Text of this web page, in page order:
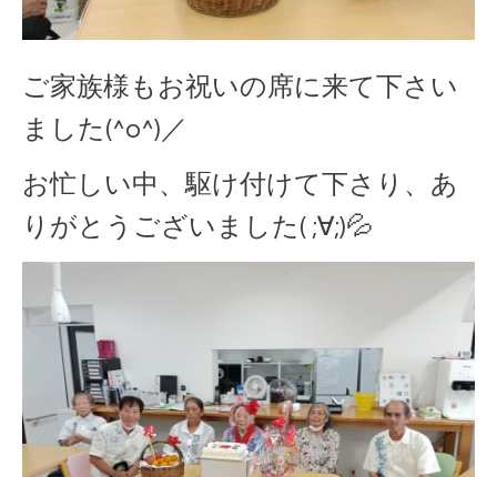
ご家族様もお祝いの席に来て下さい
ました(^o^)／
お忙しい中、駆け付けて下さり、あ
りがとうございました( ;∀;)💦